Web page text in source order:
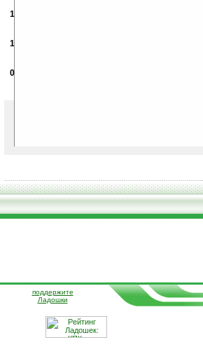
11.12.2006
14.03.2007
02.05.2007
Дизайн достоин высшей оценки, но скорее
Чтобы писать
поддержите
Ладошки